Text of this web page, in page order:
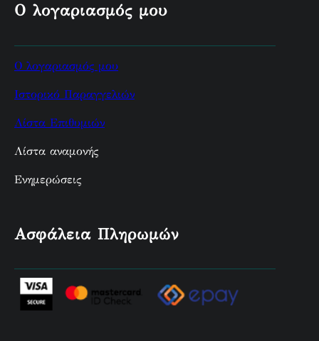
Ο λογαριασμός μου
Ο λογαριασμός μου
Ιστορικό Παραγγελιών
Λίστα Επιθυμιών
Λίστα αναμονής
Ενημερώσεις
Ασφάλεια Πληρωμών